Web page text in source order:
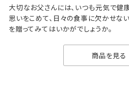
大切なお父さんには、いつも元気で健
思いをこめて、日々の食事に欠かせな
を贈ってみてはいかがでしょうか。
商品を見る